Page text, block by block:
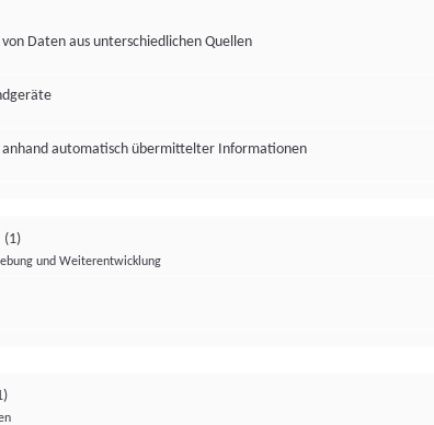
Daten aus unterschiedlichen Quellen
automatisch übermittelter Informationen
(1)
und Weiterentwicklung